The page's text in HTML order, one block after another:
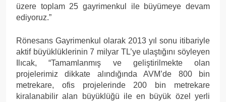
üzere toplam 25 gayrimenkul ile büyümeye devam
ediyoruz.”
Rönesans Gayrimenkul olarak 2013 yıl sonu itibariyle
aktif büyüklüklerinin 7 milyar TL’ye ulaştığını söyleyen
Ilıcak, “Tamamlanmış ve geliştirilmekte olan
projelerimiz dikkate alındığında AVM’de 800 bin
metrekare, ofis projelerinde 200 bin metrekare
kiralanabilir alan büyüklüğü ile en büyük özel yerli